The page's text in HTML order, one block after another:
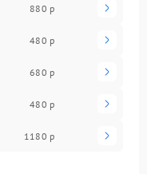
880 р
480 р
680 р
480 р
1180 р